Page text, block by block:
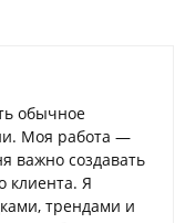
обычное
Моя работа —
важно создавать
клиента. Я
трендами и